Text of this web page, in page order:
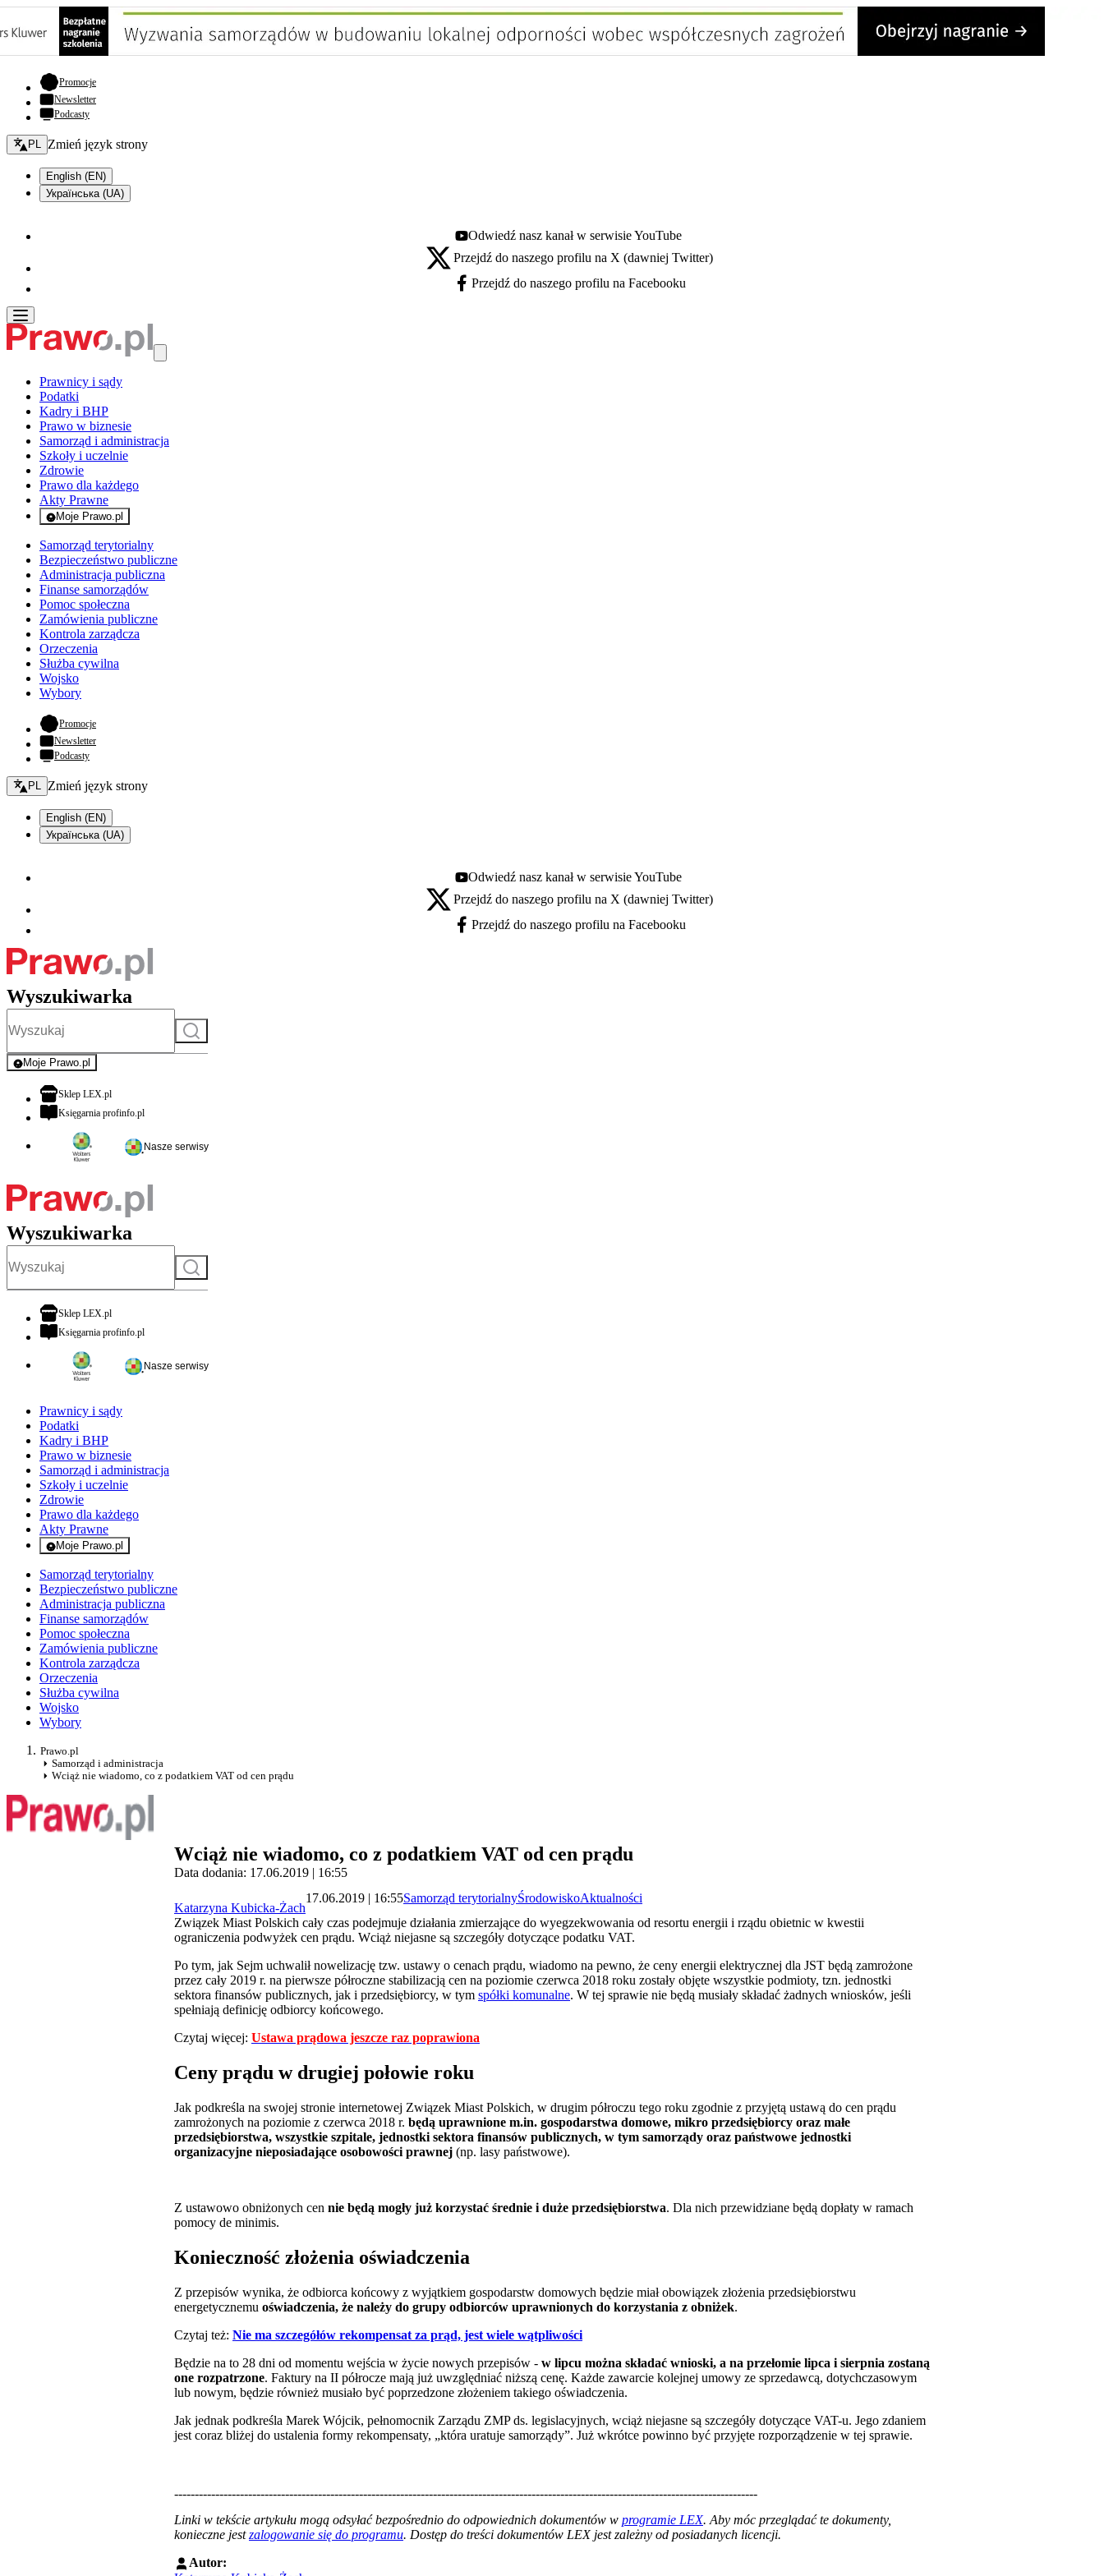
Promocje- otwiera się w nowej karcie
Newsletter
Podcasty
Zmień język - bieżący:
PL Zmień język strony
English (EN)
Українська (UA)
Youtube - otwiera się w nowej karcie
Odwiedź nasz kanał w serwisie YouTube
X - otwiera się w nowej karcie
Przejdź do naszego profilu na X (dawniej Twitter)
Facebook - otwiera się w nowej karcie
Przejdź do naszego profilu na Facebooku
Prawnicy i sądy
Podatki
Kadry i BHP
Prawo w biznesie
Samorząd i administracja
Szkoły i uczelnie
Zdrowie
Prawo dla każdego
Akty Prawne
Moje Prawo.pl
- rejestracja i logowanie do serwisu
Samorząd terytorialny
Bezpieczeństwo publiczne
Administracja publiczna
Finanse samorządów
Pomoc społeczna
Zamówienia publiczne
Kontrola zarządcza
Orzeczenia
Służba cywilna
Wojsko
Wybory
Promocje- otwiera się w nowej karcie
Newsletter
Podcasty
Zmień język - bieżący:
PL Zmień język strony
English (EN)
Українська (UA)
Youtube - otwiera się w nowej karcie
Odwiedź nasz kanał w serwisie YouTube
X - otwiera się w nowej karcie
Przejdź do naszego profilu na X (dawniej Twitter)
Facebook - otwiera się w nowej karcie
Przejdź do naszego profilu na Facebooku
Wyszukiwarka
Szukaj
Moje Prawo.pl
- rejestracja i logowanie do serwisu
Sklep LEX.plotwiera się w nowej karcie
Księgarnia profinfo.plotwiera się w nowej karcie
Nasze serwisy
Wyszukiwarka
Szukaj
Sklep LEX.plotwiera się w nowej karcie
Księgarnia profinfo.plotwiera się w nowej karcie
Nasze serwisy
Prawnicy i sądy
Podatki
Kadry i BHP
Prawo w biznesie
Samorząd i administracja
Szkoły i uczelnie
Zdrowie
Prawo dla każdego
Akty Prawne
Moje Prawo.pl
- rejestracja i logowanie do serwisu
Samorząd terytorialny
Bezpieczeństwo publiczne
Administracja publiczna
Finanse samorządów
Pomoc społeczna
Zamówienia publiczne
Kontrola zarządcza
Orzeczenia
Służba cywilna
Wojsko
Wybory
Prawo.pl
Samorząd i administracja
Wciąż nie wiadomo, co z podatkiem VAT od cen prądu
Wciąż nie wiadomo, co z podatkiem VAT od cen prądu
Data dodania: 17.06.2019 | 16:55
Katarzyna Kubicka-Żach
17.06.2019 | 16:55Samorząd terytorialnyŚrodowiskoAktualności
Związek Miast Polskich cały czas podejmuje działania zmierzające do wyegzekwowania od resortu energii i rządu obietnic w kwestii
ograniczenia podwyżek cen prądu. Wciąż niejasne są szczegóły dotyczące podatku VAT.
Po tym, jak Sejm uchwalił nowelizację tzw. ustawy o cenach prądu, wiadomo na pewno, że ceny energii elektrycznej dla JST będą zamrożone
przez cały 2019 r. na pierwsze półroczne stabilizacją cen na poziomie czerwca 2018 roku zostały objęte wszystkie podmioty, tzn. jednostki
sektora finansów publicznych, jak i przedsiębiorcy, w tym spółki komunalne. W tej sprawie nie będą musiały składać żadnych wniosków, jeśli
spełniają definicję odbiorcy końcowego.
Czytaj więcej: Ustawa prądowa jeszcze raz poprawiona
Ceny prądu w drugiej połowie roku
Jak podkreśla na swojej stronie internetowej Związek Miast Polskich, w drugim półroczu tego roku zgodnie z przyjętą ustawą do cen prądu
zamrożonych na poziomie z czerwca 2018 r. będą uprawnione m.in. gospodarstwa domowe, mikro przedsiębiorcy oraz małe
przedsiębiorstwa, wszystkie szpitale, jednostki sektora finansów publicznych, w tym samorządy oraz państwowe jednostki
organizacyjne nieposiadające osobowości prawnej (np. lasy państwowe).
Z ustawowo obniżonych cen nie będą mogły już korzystać średnie i duże przedsiębiorstwa. Dla nich przewidziane będą dopłaty w ramach
pomocy de minimis.
Konieczność złożenia oświadczenia
Z przepisów wynika, że odbiorca końcowy z wyjątkiem gospodarstw domowych będzie miał obowiązek złożenia przedsiębiorstwu
energetycznemu oświadczenia, że należy do grupy odbiorców uprawnionych do korzystania z obniżek.
Czytaj też: Nie ma szczegółów rekompensat za prąd, jest wiele wątpliwości
Będzie na to 28 dni od momentu wejścia w życie nowych przepisów - w lipcu można składać wnioski, a na przełomie lipca i sierpnia zostaną
one rozpatrzone. Faktury na II półrocze mają już uwzględniać niższą cenę. Każde zawarcie kolejnej umowy ze sprzedawcą, dotychczasowym
lub nowym, będzie również musiało być poprzedzone złożeniem takiego oświadczenia.
Jak jednak podkreśla Marek Wójcik, pełnomocnik Zarządu ZMP ds. legislacyjnych, wciąż niejasne są szczegóły dotyczące VAT-u. Jego zdaniem
jest coraz bliżej do ustalenia formy rekompensaty, „która uratuje samorządy”. Już wkrótce powinno być przyjęte rozporządzenie w tej sprawie.
----------------------------------------------------------------------------------------------------------------------------------------------
Linki w tekście artykułu mogą odsyłać bezpośrednio do odpowiednich dokumentów w programie LEX. Aby móc przeglądać te dokumenty,
konieczne jestzalogowanie się do programu. Dostęp do treści dokumentów LEX jest zależny od posiadanych licencji.
Autor: